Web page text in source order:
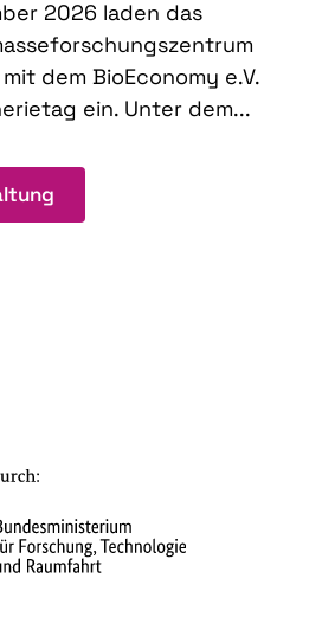
2026 laden das
dem BioEconomy e.V.
ein. Unter dem...